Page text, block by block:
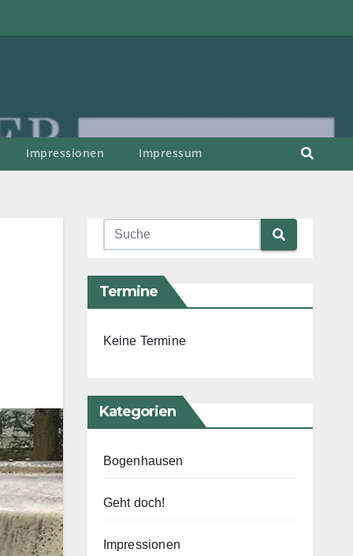
Impressionen Impressum
Termine
Keine Termine
Kategorien
Bogenhausen
Geht doch!
Impressionen